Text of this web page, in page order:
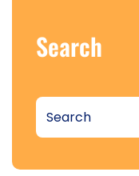
Search
S
r